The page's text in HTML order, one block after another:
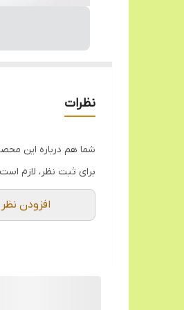
نظرات
شما هم درباره این
برای ثبت نظر، لازم
افزودن نظر